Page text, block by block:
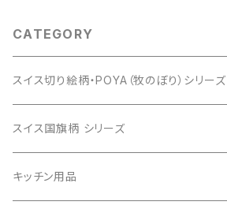
CATEGORY
スイス切り絵柄・POYA（牧のぼり）シリーズ
スイス国旗柄 シリーズ
キッチン用品